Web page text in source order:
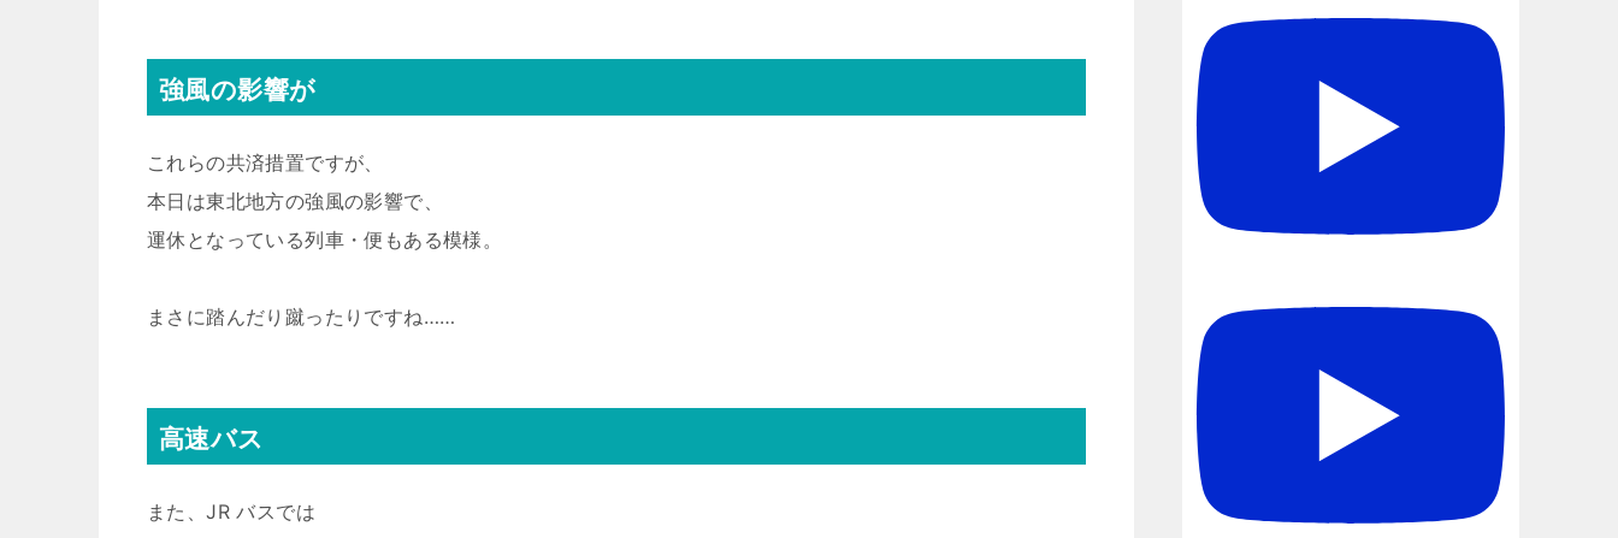
強風の影響が
これらの共済措置ですが、
本日は東北地方の強風の影響で、
運休となっている列車・便もある模様。
まさに踏んだり蹴ったりですね……
高速バス
また、JR バスでは